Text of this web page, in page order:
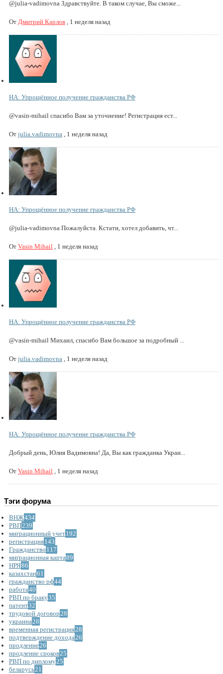
@julia-vadimovna Здравствуйте. В таком случае, Вы сможе...
От Дмитрий Карлов 1 неделя назад
НА: Упрощённое получение гражданства РФ
@vasin-mihail спасибо Вам за уточнение! Регистрация ест...
От julia.vadimovna 1 неделя назад
НА: Упрощённое получение гражданства РФ
@julia-vadimovna Пожалуйста. Кстати, хотел добавить, чт...
От Vasin Mihail 1 неделя назад
НА: Упрощённое получение гражданства РФ
@vasin-mihail Михаил, спасибо Вам большое за подробный ...
От julia.vadimovna 1 неделя назад
НА: Упрощённое получение гражданства РФ
Добрый день, Юлия Вадимовна! Да, Вы как гражданка Украи...
От Vasin Mihail 1 неделя назад
Тэги форума
ВНЖ434
РВП239
миграционный учет192
регистрация143
Гражданство 117
миграционная карта89
НРЯ86
казахстан61
гражданство рф44
работа40
РВП по браку35
патент32
трудовой договор28
украина28
временная регистрация28
подтверждение дохода26
продление26
продление сроков25
РВП по диплому25
беларусь21